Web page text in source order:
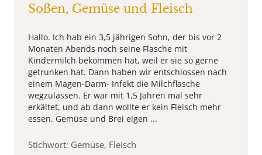
Soßen, Gemüse und Fleisch
Hallo. Ich hab ein 3,5 jährigen Sohn, der bis vor 2
Monaten Abends noch seine Flasche mit
Kindermilch bekommen hat, weil er sie so gerne
getrunken hat. Dann haben wir entschlossen nach
einem Magen-Darm- Infekt die Milchflasche
wegzulassen. Er war mit 1,5 Jahren mal sehr
erkältet, und ab dann wollte er kein Fleisch mehr
essen. Gemüse und Brei eigen ...
Stichwort: Gemüse, Fleisch